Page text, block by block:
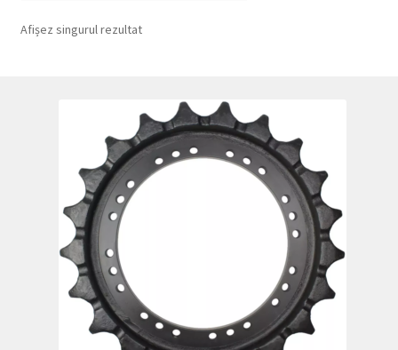
Afișez singurul rezultat